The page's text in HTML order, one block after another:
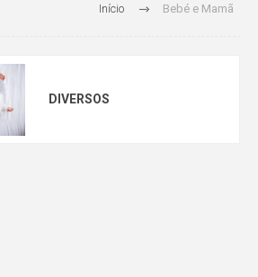
Início Bebé e Mamã
DIVERSOS